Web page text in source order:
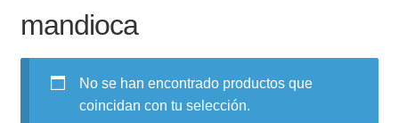
Mi cuenta
Noticias
mandioca
No se han encontrado productos que
coincidan con tu selección.